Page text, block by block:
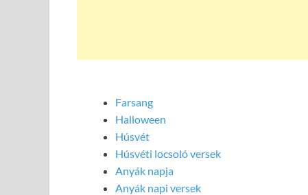
Farsang
Halloween
Húsvét
Húsvéti locsoló versek
Anyák napja
Anyák napi versek